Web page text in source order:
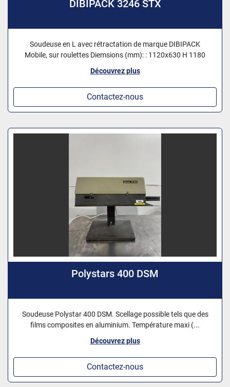
DIBIPACK 3246 STX
Soudeuse en L avec rétractation de marque DIBIPACK
Mobile, sur roulettes Diemsions (mm): : 1120x630 H 1180
Découvrez plus
Contactez-nous
Polystars 400 DSM
Soudeuse Polystar 400 DSM. Scellage possible tels que des
films composites en aluminium. Température maxi (...
Découvrez plus
Contactez-nous